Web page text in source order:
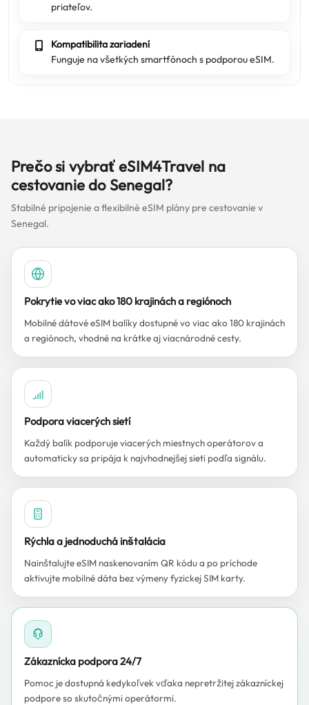
priateľov.
Kompatibilita zariadení
Funguje na všetkých smartfónoch s podporou eSIM.
Prečo si vybrať eSIM4Travel na
cestovanie do Senegal?
Stabilné pripojenie a flexibilné eSIM plány pre cestovanie v
Senegal.
Pokrytie vo viac ako 180 krajinách a regiónoch
Mobilné dátové eSIM balíky dostupné vo viac ako 180 krajinách
a regiónoch, vhodné na krátke aj viacnárodné cesty.
Podpora viacerých sietí
Každý balík podporuje viacerých miestnych operátorov a
automaticky sa pripája k najvhodnejšej sieti podľa signálu.
Rýchla a jednoduchá inštalácia
Nainštalujte eSIM naskenovaním QR kódu a po príchode
aktivujte mobilné dáta bez výmeny fyzickej SIM karty.
Zákaznícka podpora 24/7
Pomoc je dostupná kedykoľvek vďaka nepretržitej zákazníckej
podpore so skutočnými operátormi.